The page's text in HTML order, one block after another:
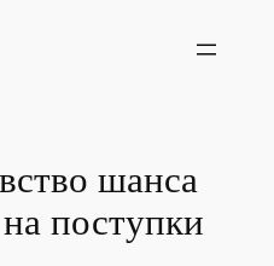
шанса
поступки